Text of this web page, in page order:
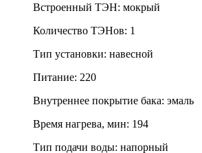
Встроенный ТЭН: мокрый
Количество ТЭНов: 1
Тип установки: навесной
Питание: 220
Внутреннее покрытие бака: эмаль
Время нагрева, мин: 194
Тип подачи воды: напорный